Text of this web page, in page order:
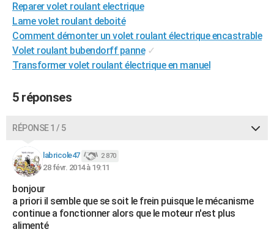
Destinations
City break
Voyage nature
Voyage de noces
Forum
Climat
+PHOTO
GUIDES D'ACHAT
BONS PLANS
CARTE DE VOEUX
COPAINS D'AVANT
S'inscrire
Se connecter
Lycées
Collèges
Primaires
Universités
Entreprises
Service militaire
Avis de recherche
AVIS DE DÉCÈS
FORUM
Reparer volet roulant electrique
Lame volet roulant deboité
Comment démonter un volet roulant électrique encastrable
Volet roulant bubendorff panne ✓
Transformer volet roulant électrique en manuel
5 réponses
RÉPONSE 1 / 5
labricole47 2 870
28 févr. 2014 à 19:11
bonjour
a priori il semble que se soit le frein puisque le mécanisme
continue a fonctionner alors que le moteur n'est plus
alimenté